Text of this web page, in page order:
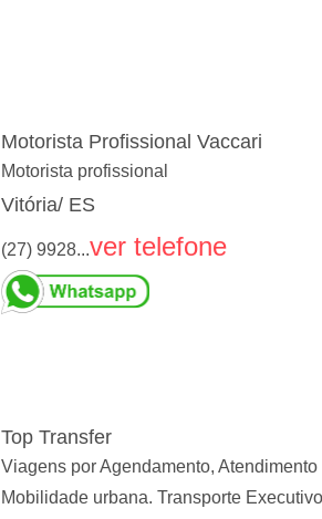
Motorista Profissional Vaccari
Motorista profissional
Vitória/ ES
(27) 9928...ver telefone
Top Transfer
Viagens por Agendamento,
Mobilidade urbana. Transporte Executivo